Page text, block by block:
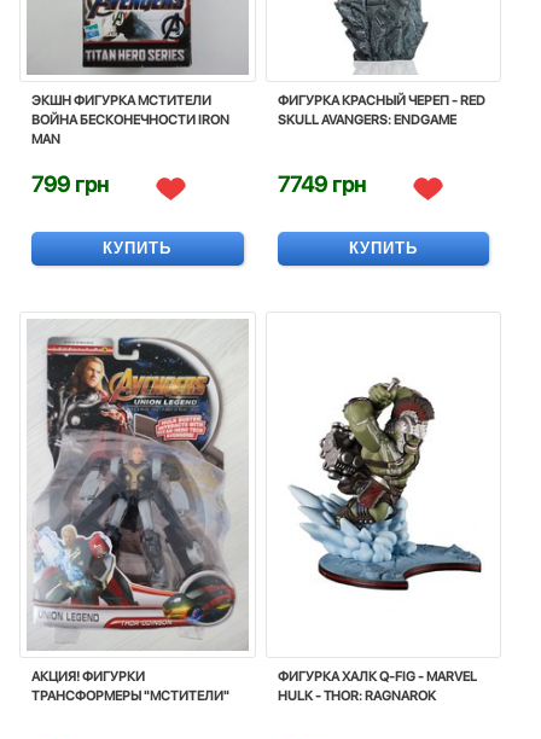
ЭКШН ФИГУРКА МСТИТЕЛИ
ВОЙНА БЕСКОНЕЧНОСТИ IRON
MAN
799 грн
КУПИТЬ
ФИГУРКА КРАСНЫЙ ЧЕРЕП - RED
SKULL AVANGERS: ENDGAME
7749 грн
КУПИТЬ
АКЦИЯ! ФИГУРКИ
ТРАНСФОРМЕРЫ "МСТИТЕЛИ"
ФИГУРКА ХАЛК Q-FIG - MARVEL
HULK - THOR: RAGNAROK